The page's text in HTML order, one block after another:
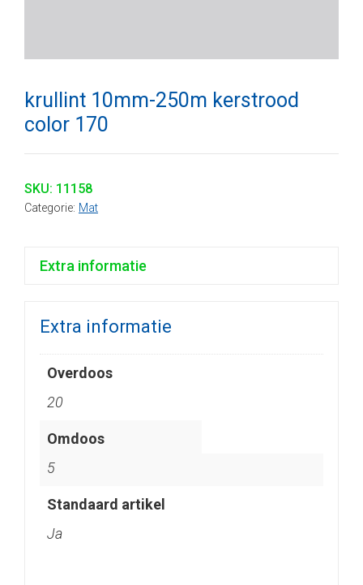
krullint 10mm-250m kerstrood
color 170
SKU: 11158
Categorie: Mat
Extra informatie
Extra informatie
Overdoos
20
Omdoos
5
Standaard artikel
Ja